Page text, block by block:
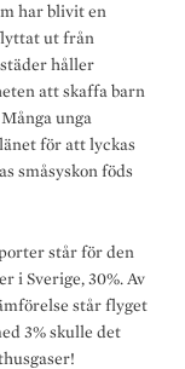
har blivit en
ut från
håller
att skaffa barn
unga
för att lyckas
småsyskon föds
står för den
i Sverige, 30%. Av
står flyget
3% skulle det